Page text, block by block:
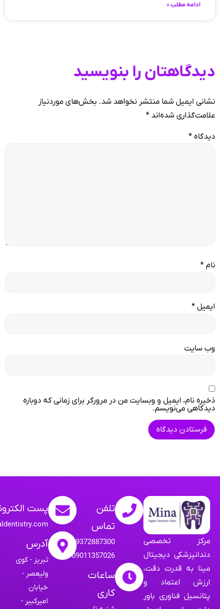
ادامه مطلب »
دیدگاهتان را بنویسید
نشانی ایمیل شما منتشر نخواهد شد. بخش‌های موردنیاز
علامت‌گذاری شده‌اند *
دیدگاه *
نام *
ایمیل *
وب‌ سایت
ذخیره نام، ایمیل و وبسایت من در مرورگر برای زمانی که دوباره
دیدگاهی می‌نویسم.
مرکز تخصصی
دندانپزشکی دیجیتال
مینا به قدرت دقت،
ارزش اعتماد و
پتانسیل فناوری باور
تلفن
تماس
09372887300
09011357026
ساعات
کاری
پست
آدرس
تبریز - کوی
ولیعصر -
خیابان
امیرکبیر -